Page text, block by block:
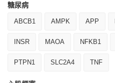
糖尿病
ABCB1 AMPK APP
INSR MAOA NFKB1
PTPN1 SLC2A4 TNF